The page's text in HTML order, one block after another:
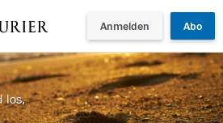
Anmelden Abo
los,